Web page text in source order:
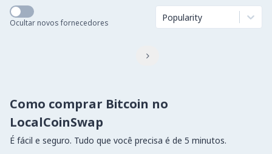
Ocultar novos fornecedores Popularity

Como comprar Bitcoin no
LocalCoinSwap
É fácil e seguro. Tudo que você precisa é de 5 minutos.